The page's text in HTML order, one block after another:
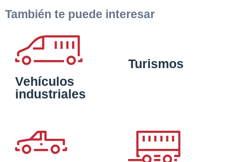
También te puede interesar
Vehículos
industriales
Turismos